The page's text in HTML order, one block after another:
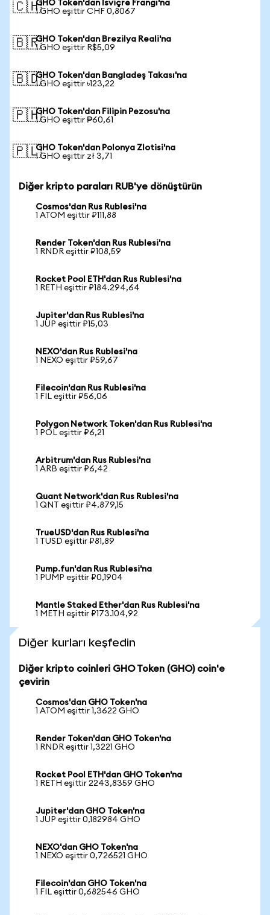
🇨🇭GHO Token'dan İsviçre Frangı'na
1 GHO eşittir CHF 0,8067
🇧🇷GHO Token'dan Brezilya Reali'na
1 GHO eşittir R$5,09
🇧🇩GHO Token'dan Bangladeş Takası'na
1 GHO eşittir ৳123,22
🇵🇭GHO Token'dan Filipin Pezosu'na
1 GHO eşittir ₱60,61
🇵🇱GHO Token'dan Polonya Zlotisi'na
1 GHO eşittir zł 3,71
Diğer kripto paraları RUB'ye dönüştürün
Cosmos'dan Rus Rublesi'na
1 ATOM eşittir ₽111,88
Render Token'dan Rus Rublesi'na
1 RNDR eşittir ₽108,59
Rocket Pool ETH'dan Rus Rublesi'na
1 RETH eşittir ₽184.294,64
Jupiter'dan Rus Rublesi'na
1 JUP eşittir ₽15,03
NEXO'dan Rus Rublesi'na
1 NEXO eşittir ₽59,67
Filecoin'dan Rus Rublesi'na
1 FIL eşittir ₽56,06
Polygon Network Token'dan Rus Rublesi'na
1 POL eşittir ₽6,21
Arbitrum'dan Rus Rublesi'na
1 ARB eşittir ₽6,42
Quant Network'dan Rus Rublesi'na
1 QNT eşittir ₽4.879,15
TrueUSD'dan Rus Rublesi'na
1 TUSD eşittir ₽81,89
Pump.fun'dan Rus Rublesi'na
1 PUMP eşittir ₽0,1904
Mantle Staked Ether'dan Rus Rublesi'na
1 METH eşittir ₽173.104,92
Diğer kurları keşfedin
Diğer kripto coinleri GHO Token (GHO) coin'e
çevirin
Cosmos'dan GHO Token'na
1 ATOM eşittir 1,3622 GHO
Render Token'dan GHO Token'na
1 RNDR eşittir 1,3221 GHO
Rocket Pool ETH'dan GHO Token'na
1 RETH eşittir 2243,8359 GHO
Jupiter'dan GHO Token'na
1 JUP eşittir 0,182984 GHO
NEXO'dan GHO Token'na
1 NEXO eşittir 0,726521 GHO
Filecoin'dan GHO Token'na
1 FIL eşittir 0,682546 GHO